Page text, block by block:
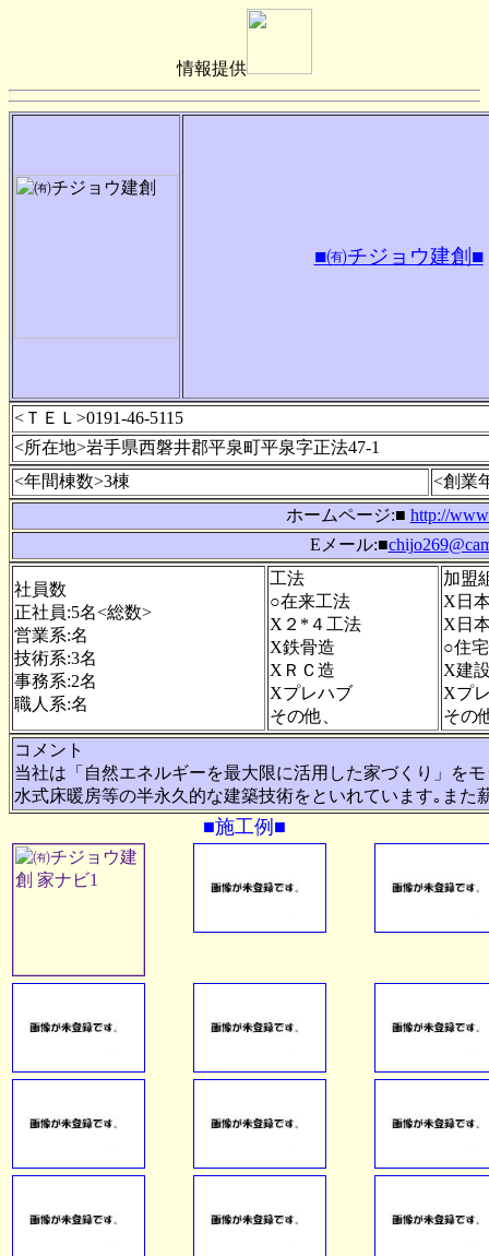
情報提供
■㈲チジョウ建創■
<ＴＥＬ>0191-46-5115
<所在地>岩手県西磐井郡平泉町平泉字正法47-1
<年間棟数>3棟
<創業
ホームページ:■ http://
Eメール:■
社員数
正社員:5名<総数>
営業系:名
技術系:3名
事務系:2名
職人系:名
工法
○在来工法
X２*４工法
X鉄骨造
XＲＣ造
Xプレハブ
その他、
加盟
X日
X日
○住
X建
Xプ
その
コメント
当社は「自然エネルギーを最大限に活用した家づくり」を
水式床暖房等の半永久的な建築技術をといれています｡ま
■施工例■